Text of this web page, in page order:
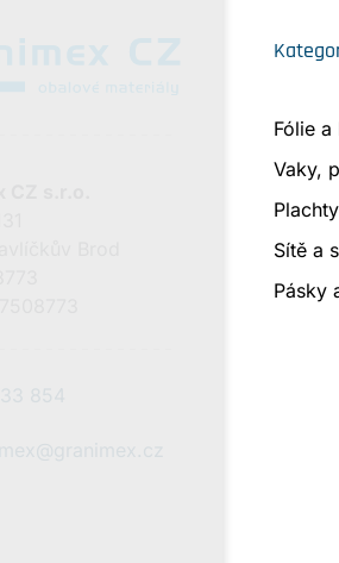
Fólie a
Vaky,
Plachty
Sítě a
Pásky